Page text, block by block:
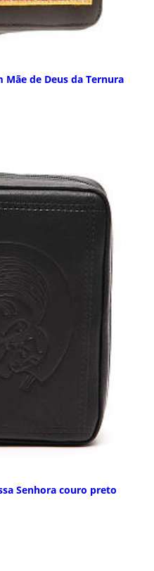
de Deus da Ternura
Senhora couro preto